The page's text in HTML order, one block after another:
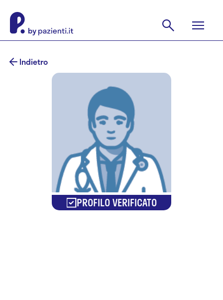
Indietro
PROFILO VERIFICATO